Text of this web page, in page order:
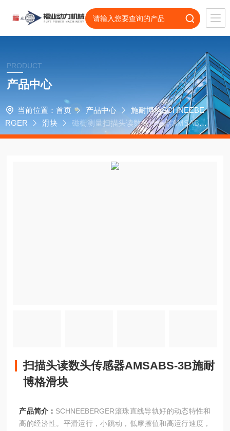
PRODUCT
产品中心
当前位置： 首页 产品中心
施耐博格SCHNEEBE
RGER
滑块
磁栅测量扫描头读数头传感器AMSABS-
3B施耐博格滑块
扫描头读数头传感器AMSABS-3B施耐
博格滑块
产品简介： SCHNEEBERGER滚珠直线导轨好的动态特性和
高的经济性。平滑运行，小跳动，低摩擦值和高运行速度，